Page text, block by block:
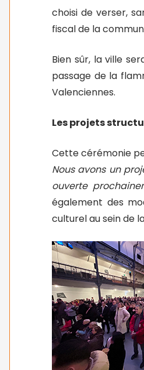
choisi de verser,
fiscal de la
Bien sûr, la ville
passage de la
Valenciennes.
Les projets
Cette cérémonie
Nous avons un
ouverte
également des
culturel au sein de